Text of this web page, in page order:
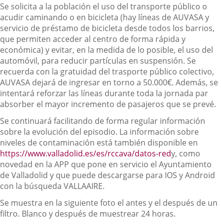
Se solicita a la población el uso del transporte público o
acudir caminando o en bicicleta (hay líneas de AUVASA y
servicio de préstamo de bicicleta desde todos los barrios,
que permiten acceder al centro de forma rápida y
económica) y evitar, en la medida de lo posible, el uso del
automóvil, para reducir partículas en suspensión. Se
recuerda con la gratuidad del trasporte público colectivo,
AUVASA dejará de ingresar en torno a 50.000€. Además, se
intentará reforzar las líneas durante toda la jornada par
absorber el mayor incremento de pasajeros que se prevé.
Se continuará facilitando de forma regular información
sobre la evolución del episodio. La información sobre
niveles de contaminación está también disponible en
https://www.valladolid.es/es/rccava/datos-redy, como
novedad en la APP que pone en servicio el Ayuntamiento
de Valladolid y que puede descargarse para IOS y Android
con la búsqueda VALLAAIRE.
Se muestra en la siguiente foto el antes y el después de un
filtro. Blanco y después de muestrear 24 horas.